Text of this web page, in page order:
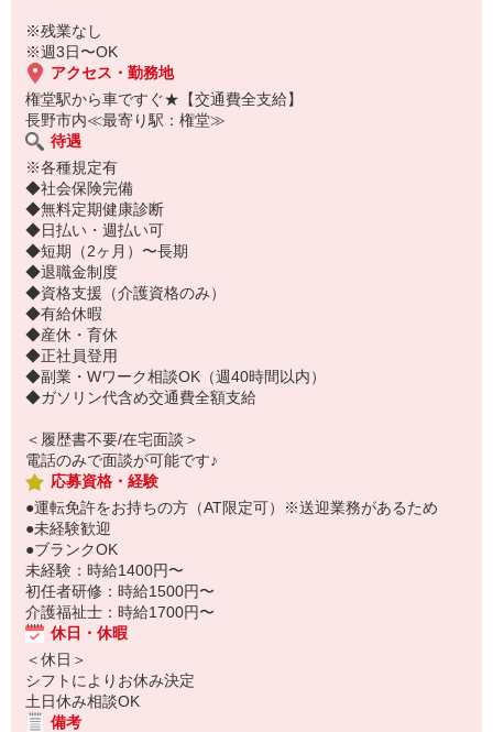
※残業なし
※週3日〜OK
アクセス・勤務地
権堂駅から車ですぐ★【交通費全支給】
長野市内≪最寄り駅：権堂≫
待遇
※各種規定有
◆社会保険完備
◆無料定期健康診断
◆日払い・週払い可
◆短期（2ヶ月）〜長期
◆退職金制度
◆資格支援（介護資格のみ）
◆有給休暇
◆産休・育休
◆正社員登用
◆副業・Wワーク相談OK（週40時間以内）
◆ガソリン代含め交通費全額支給
＜履歴書不要/在宅面談＞
電話のみで面談が可能です♪
応募資格・経験
●運転免許をお持ちの方（AT限定可）※送迎業務があるため
●未経験歓迎
●ブランクOK
未経験：時給1400円〜
初任者研修：時給1500円〜
介護福祉士：時給1700円〜
休日・休暇
＜休日＞
シフトによりお休み決定
土日休み相談OK
備考